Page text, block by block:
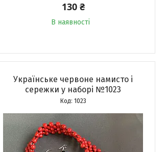
130 ₴
В наявності
Українське червоне намисто і
сережки у наборі №1023
1023